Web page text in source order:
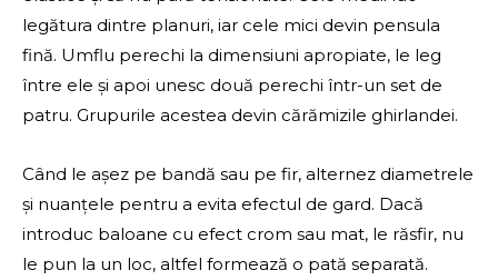
legătura dintre planuri, iar cele mici devin pensula
fină. Umflu perechi la dimensiuni apropiate, le leg
între ele și apoi unesc două perechi într-un set de
patru. Grupurile acestea devin cărămizile ghirlandei.
Când le așez pe bandă sau pe fir, alternez diametrele
și nuanțele pentru a evita efectul de gard. Dacă
introduc baloane cu efect crom sau mat, le răsfir, nu
le pun la un loc, altfel formează o pată separată.